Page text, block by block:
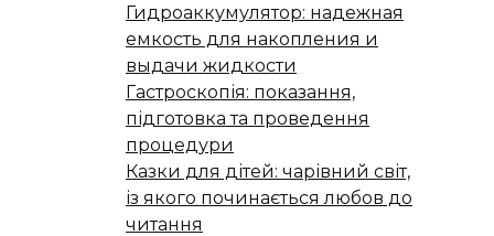
Гидроаккумулятор: надежная
емкость для накопления и
выдачи жидкости
Гастроскопія: показання,
підготовка та проведення
процедури
Казки для дітей: чарівний світ,
із якого починається любов до
читання